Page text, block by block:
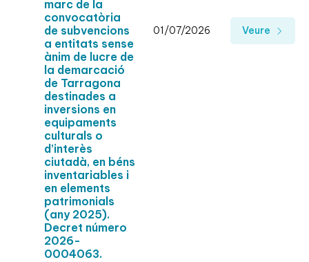
marc de la
convocatòria
de subvencions
a entitats sense
ànim de lucre de
la demarcació
de Tarragona
destinades a
inversions en
equipaments
culturals o
d’interès
ciutadà, en béns
inventariables i
en elements
patrimonials
(any 2025).
Decret número
2026-
0004063.
01/07/2026 Veure